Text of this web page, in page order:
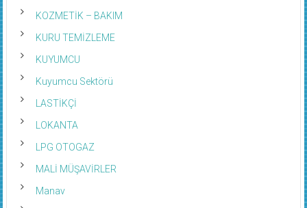
KOZMETİK – BAKIM
KURU TEMİZLEME
KUYUMCU
Kuyumcu Sektörü
LASTİKÇİ
LOKANTA
LPG OTOGAZ
MALİ MÜŞAVİRLER
Manav